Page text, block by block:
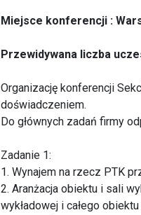
Miejsce konferencji :
Przewidywana liczba
Organizację konferencji
doświadczeniem.
Do głównych zadań firmy
Zadanie 1:
1. Wynajem na rzecz PTK
2. Aranżacja obiektu i sali
wykładowej i całego